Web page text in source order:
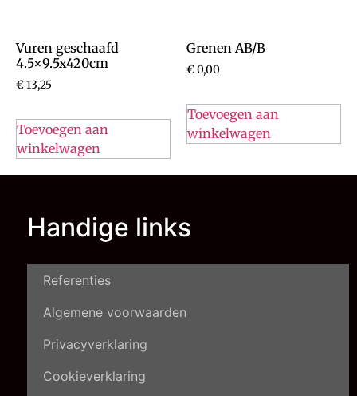
Vuren geschaafd
4.5×9.5x420cm
€13,25
Toevoegen aan
winkelwagen
Grenen AB/B
€0,00
Toevoegen aan
winkelwagen
Handige links
Referenties
Algemene voorwaarden
Privacyverklaring
Cookieverklaring